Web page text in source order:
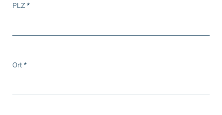
PLZ *
Ort *